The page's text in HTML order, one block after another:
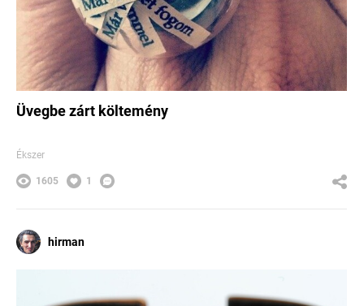
Üvegbe zárt költemény
Ékszer
1605 1
hirman